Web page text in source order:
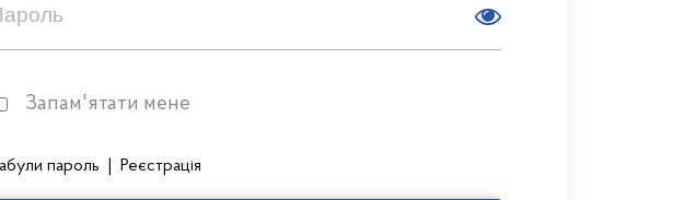
Запам'ятати мене
пароль Реєстрація